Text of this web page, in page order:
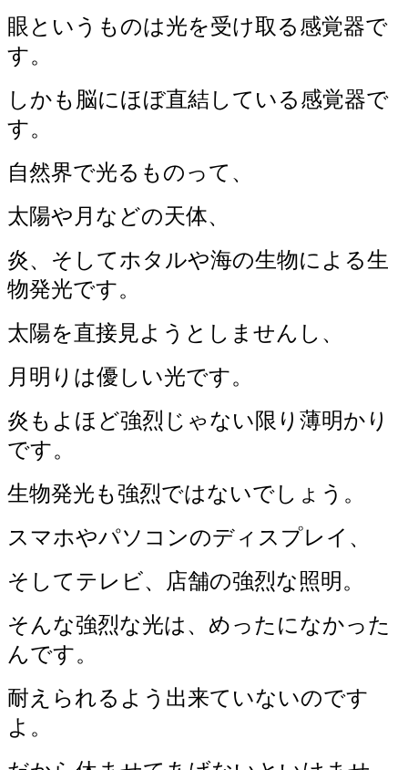
眼というものは光を受け取る感覚器で
す。
しかも脳にほぼ直結している感覚器で
す。
自然界で光るものって、
太陽や月などの天体、
炎、そしてホタルや海の生物による生
物発光です。
太陽を直接見ようとしませんし、
月明りは優しい光です。
炎もよほど強烈じゃない限り薄明かり
です。
生物発光も強烈ではないでしょう。
スマホやパソコンのディスプレイ、
そしてテレビ、店舗の強烈な照明。
そんな強烈な光は、めったになかった
んです。
耐えられるよう出来ていないのです
よ。